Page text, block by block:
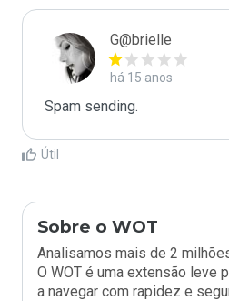
G@brielle
há 15 anos
Spam sending.
Útil
Sobre o WOT
Analisamos mais de 2
O WOT é uma extensão leve
a navegar com rapidez e